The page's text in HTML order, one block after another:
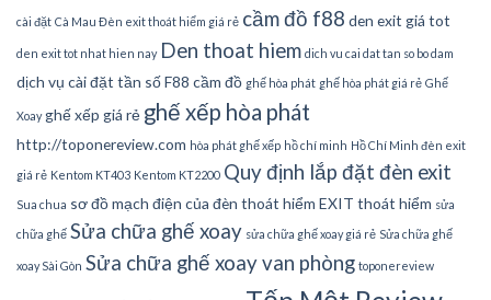
cài đặt Cà Mau Đèn exit thoát hiểm giá rẻ cầm đồ f88 den exit giá tot
den exit tot nhat hien nay Den thoat hiem dich vu cai dat tan so bo dam
dịch vụ cài đặt tần sốF88 cầm đồ ghế hòa phát ghế hòa phát giá rẻ Ghế
Xoay ghế xếp giá rẻ ghế xếp hòa phát
http://toponereview.com hòa phát ghế xếp hồ chí minh Hồ Chí Minh đèn exit
giá rẻ Kentom KT403 Kentom KT2200 Quy định lắp đặt đèn exit
Sua chua sơ đồ mạch điện của đèn thoát hiểm EXIT thoát hiểm sửa
chữa ghế Sửa chữa ghế xoay sửa chữa ghế xoay giá rẻ Sửa chữa ghế
xoay Sài Gòn Sửa chữa ghế xoay van phòng toponereview